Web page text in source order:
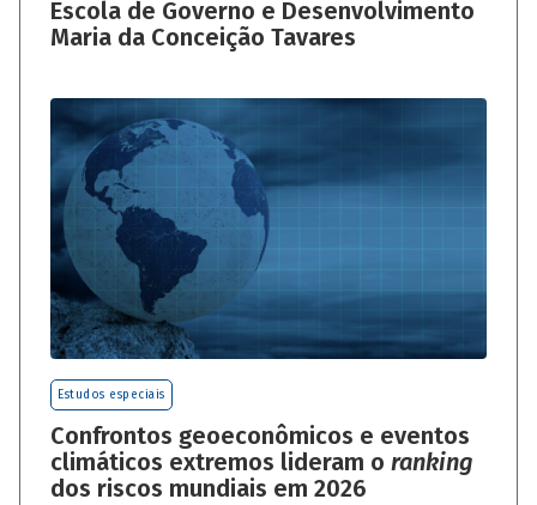
Escola de Governo e Desenvolvimento
Maria da Conceição Tavares
Estudos especiais
Confrontos geoeconômicos e eventos
climáticos extremos lideram o ranking
dos riscos mundiais em 2026